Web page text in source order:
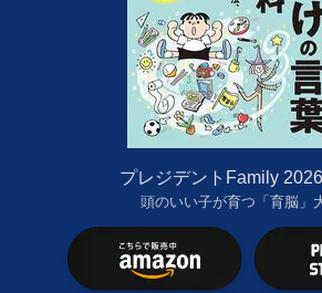
プレジデントFamily
頭のいい子が育つ「育脳」